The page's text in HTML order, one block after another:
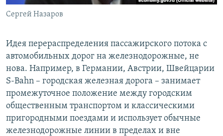
Сергей Назаров
Идея перераспределения пассажирского потока с
автомобильных дорог на железнодорожные, не
нова. Например, в Германии, Австрии, Швейцарии
S-Bahn – городская железная дорога – занимает
промежуточное положение между городским
общественным транспортом и классическими
пригородными поездами и использует обычные
железнодорожные линии в пределах и вне